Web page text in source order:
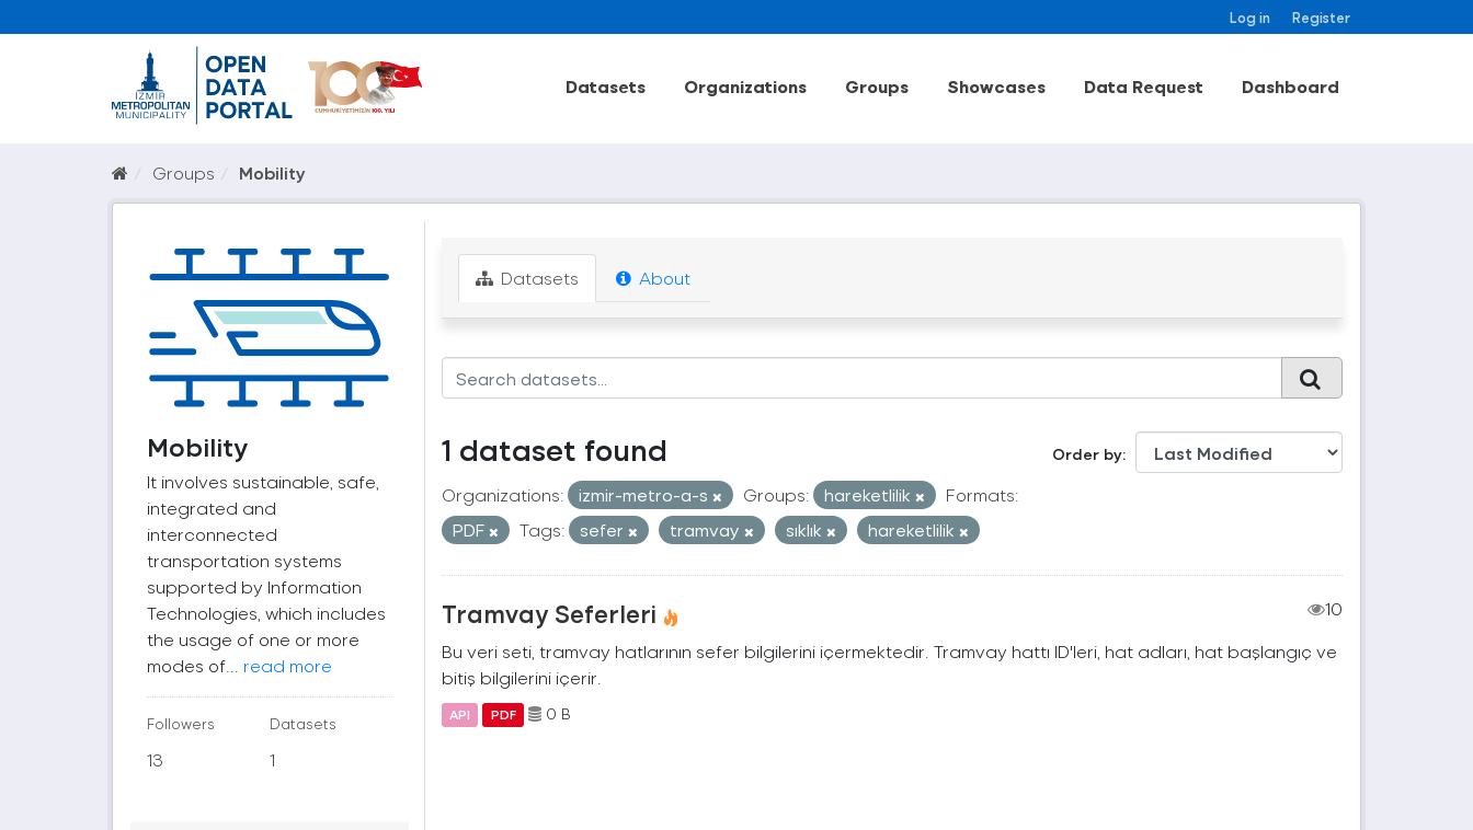
Log in Register
Datasets Organizations Groups Showcases Data Request Dashboard
Groups Mobility
Mobility
It involves sustainable, safe,
integrated and
interconnected
transportation systems
supported by Information
Technologies, which includes
the usage of one or more
modes of... read more
Followers
13
Datasets
1
Datasets About
Order by
1 dataset found
Organizations: izmir-metro-a-s Groups: hareketlilik
Formats:
PDF
Tags: sefer tramvay sıklık hareketlilik
Tramvay Seferleri
10
Bu veri seti, tramvay hatlarının sefer bilgilerini içermektedir. Tramvay hattı ID'leri, hat adları, hat başlangıç ve
bitiş bilgilerini içerir.
API PDF 0 B